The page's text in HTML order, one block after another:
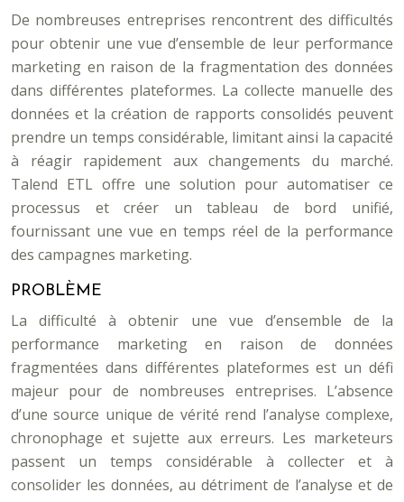
De nombreuses entreprises rencontrent des difficultés
pour obtenir une vue d’ensemble de leur performance
marketing en raison de la fragmentation des données
dans différentes plateformes. La collecte manuelle des
données et la création de rapports consolidés peuvent
prendre un temps considérable, limitant ainsi la capacité
à réagir rapidement aux changements du marché.
Talend ETL offre une solution pour automatiser ce
processus et créer un tableau de bord unifié,
fournissant une vue en temps réel de la performance
des campagnes marketing.
PROBLÈME
La difficulté à obtenir une vue d’ensemble de la
performance marketing en raison de données
fragmentées dans différentes plateformes est un défi
majeur pour de nombreuses entreprises. L’absence
d’une source unique de vérité rend l’analyse complexe,
chronophage et sujette aux erreurs. Les marketeurs
passent un temps considérable à collecter et à
consolider les données, au détriment de l’analyse et de